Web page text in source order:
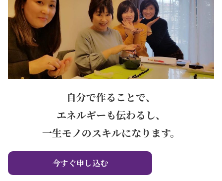
自分で作ることで、
エネルギーも伝わるし、
一生モノのスキルになります。
今すぐ申し込む